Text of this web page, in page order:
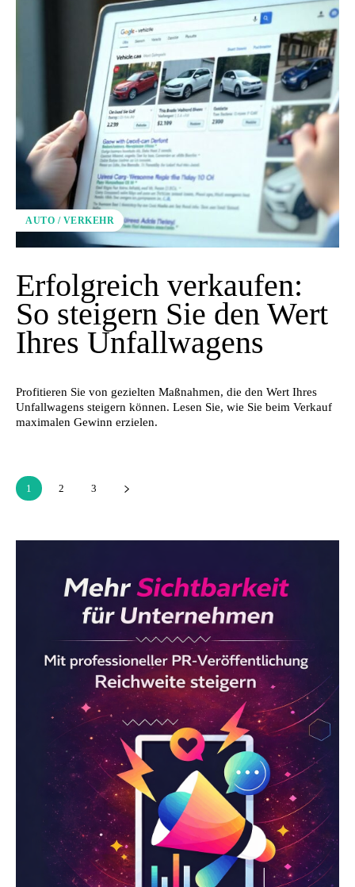
AUTO / VERKEHR
Erfolgreich verkaufen:
So steigern Sie den Wert
Ihres Unfallwagens
Profitieren Sie von gezielten Maßnahmen, die den Wert Ihres
Unfallwagens steigern können. Lesen Sie, wie Sie beim Verkauf
maximalen Gewinn erzielen.
1 2 3